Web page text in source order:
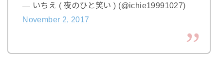
— いちえ ( 夜のひと笑い ) (@ichie19991027)
November 2, 2017